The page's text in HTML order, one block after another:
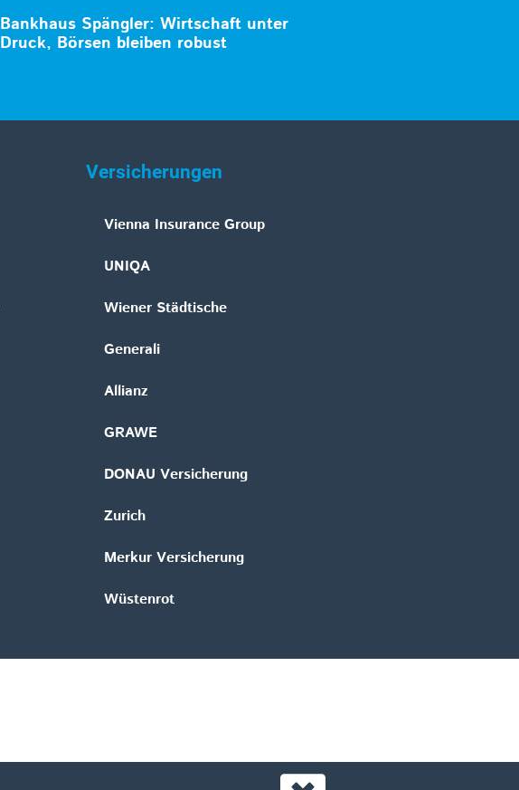
Bankhaus Spängler: Wirtschaft unter
Druck, Börsen bleiben robust
Versicherungen
Vienna Insurance Group
UNIQA
Wiener Städtische
Generali
Allianz
GRAWE
DONAU Versicherung
Zurich
Merkur Versicherung
Wüstenrot